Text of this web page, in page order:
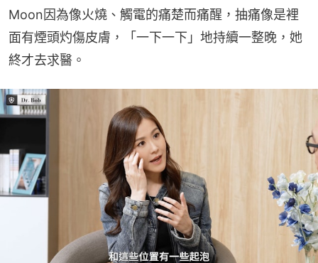
Moon因為像火燒、觸電的痛楚而痛醒，抽痛像是裡
面有煙頭灼傷皮膚，「一下一下」地持續一整晚，她
終才去求醫。